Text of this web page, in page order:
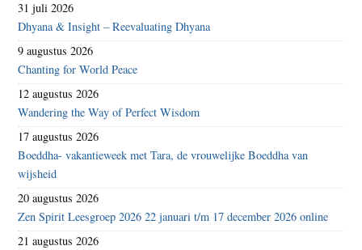
31 juli 2026
Dhyana & Insight – Reevaluating Dhyana
9 augustus 2026
Chanting for World Peace
12 augustus 2026
Wandering the Way of Perfect Wisdom
17 augustus 2026
Boeddha- vakantieweek met Tara, de vrouwelijke Boeddha van
wijsheid
20 augustus 2026
Zen Spirit Leesgroep 2026 22 januari t/m 17 december 2026 online
21 augustus 2026